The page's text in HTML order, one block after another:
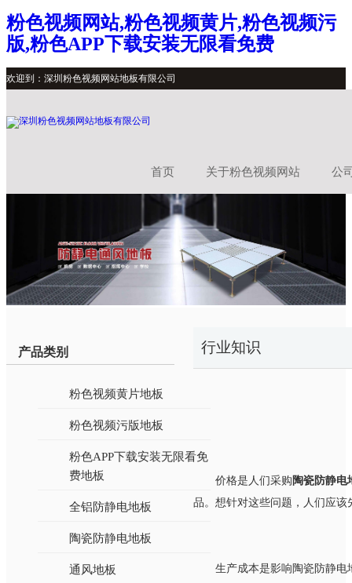
粉色视频网站,粉色视频黄片,粉色视频污
版,粉色APP下载安装无限看免费
欢迎到：深圳粉色视频网站地板有限公司
首页 关于粉色视频网站 公
产品类别
粉色视频黄片地板
粉色视频污版地板
粉色APP下载安装无限看免
费地板
全铝防静电地板
陶瓷防静电地板
通风地板
行业知识
价格是人们采购 陶瓷防静电
品。想针对这些问题，人
生产成本是影响陶瓷防静电地